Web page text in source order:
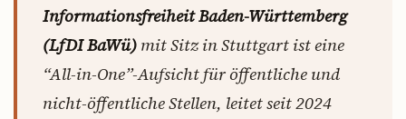
Informationsfreiheit Baden-Württemberg
(LfDI BaWü) mit Sitz in Stuttgart ist eine
“All-in-One”-Aufsicht für öffentliche und
nicht-öffentliche Stellen, leitet seit 2024